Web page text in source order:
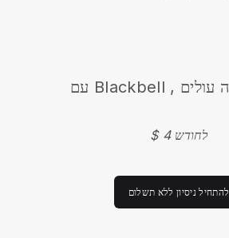
Blackbell
$ 4 לחודש
להתחיל ניסיון ללא תשלום